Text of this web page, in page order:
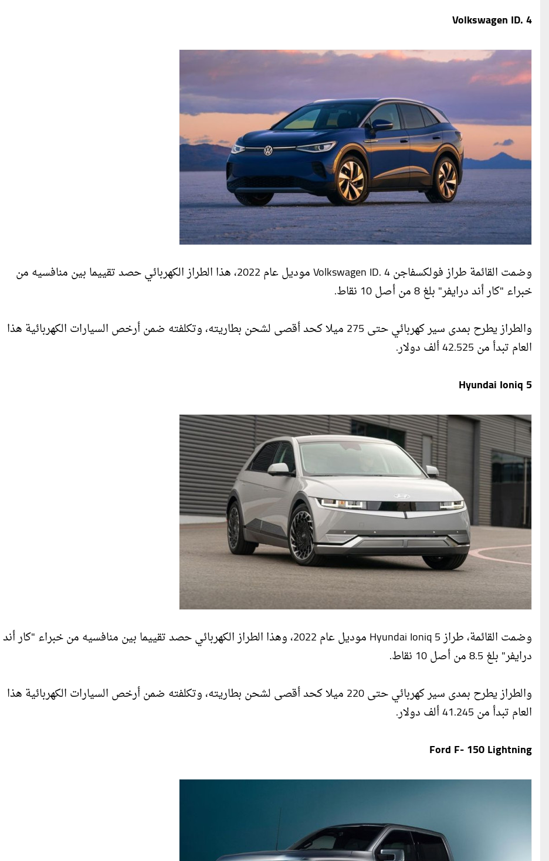
Volkswagen ID. 4
وضمت القائمة طراز فولكسفاجن Volkswagen ID. 4 موديل عام 2022، هذا الطراز الكهربائي حصد تقييما بين منافسيه من
خبراء "كار أند درايفر" بلغ 8 من أصل 10 نقاط.
والطراز يطرح بمدى سير كهربائي حتى 275 ميلا كحد أقصى لشحن بطاريته، وتكلفته ضمن أرخص السيارات الكهربائية هذا
العام تبدأ من 42.525 ألف دولار.
Hyundai Ioniq 5
وضمت القائمة، طراز Hyundai Ioniq 5 موديل عام 2022، وهذا الطراز الكهربائي حصد تقييما بين منافسيه من خبراء "كار أند
درايفر" بلغ 8.5 من أصل 10 نقاط.
والطراز يطرح بمدى سير كهربائي حتى 220 ميلا كحد أقصى لشحن بطاريته، وتكلفته ضمن أرخص السيارات الكهربائية هذا
العام تبدأ من 41.245 ألف دولار.
Ford F- 150 Lightning